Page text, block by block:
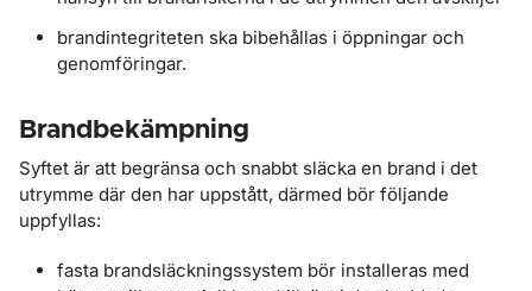
brandintegriteten ska bibehållas i öppningar och
genomföringar.
Brandbekämpning
Syftet är att begränsa och snabbt släcka en brand i det
utrymme där den har uppstått, därmed bör följande
uppfyllas:
fasta brandsläckningssystem bör installeras med